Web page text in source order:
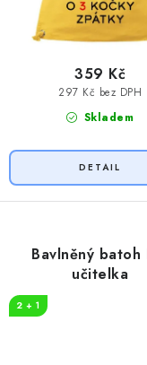
Skladem
297 Kč bez DPH
359 Kč
Bavlněný batoh
učitelka
2 + 1